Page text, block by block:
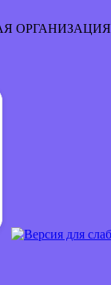
ОРГАНИЗАЦИЯ